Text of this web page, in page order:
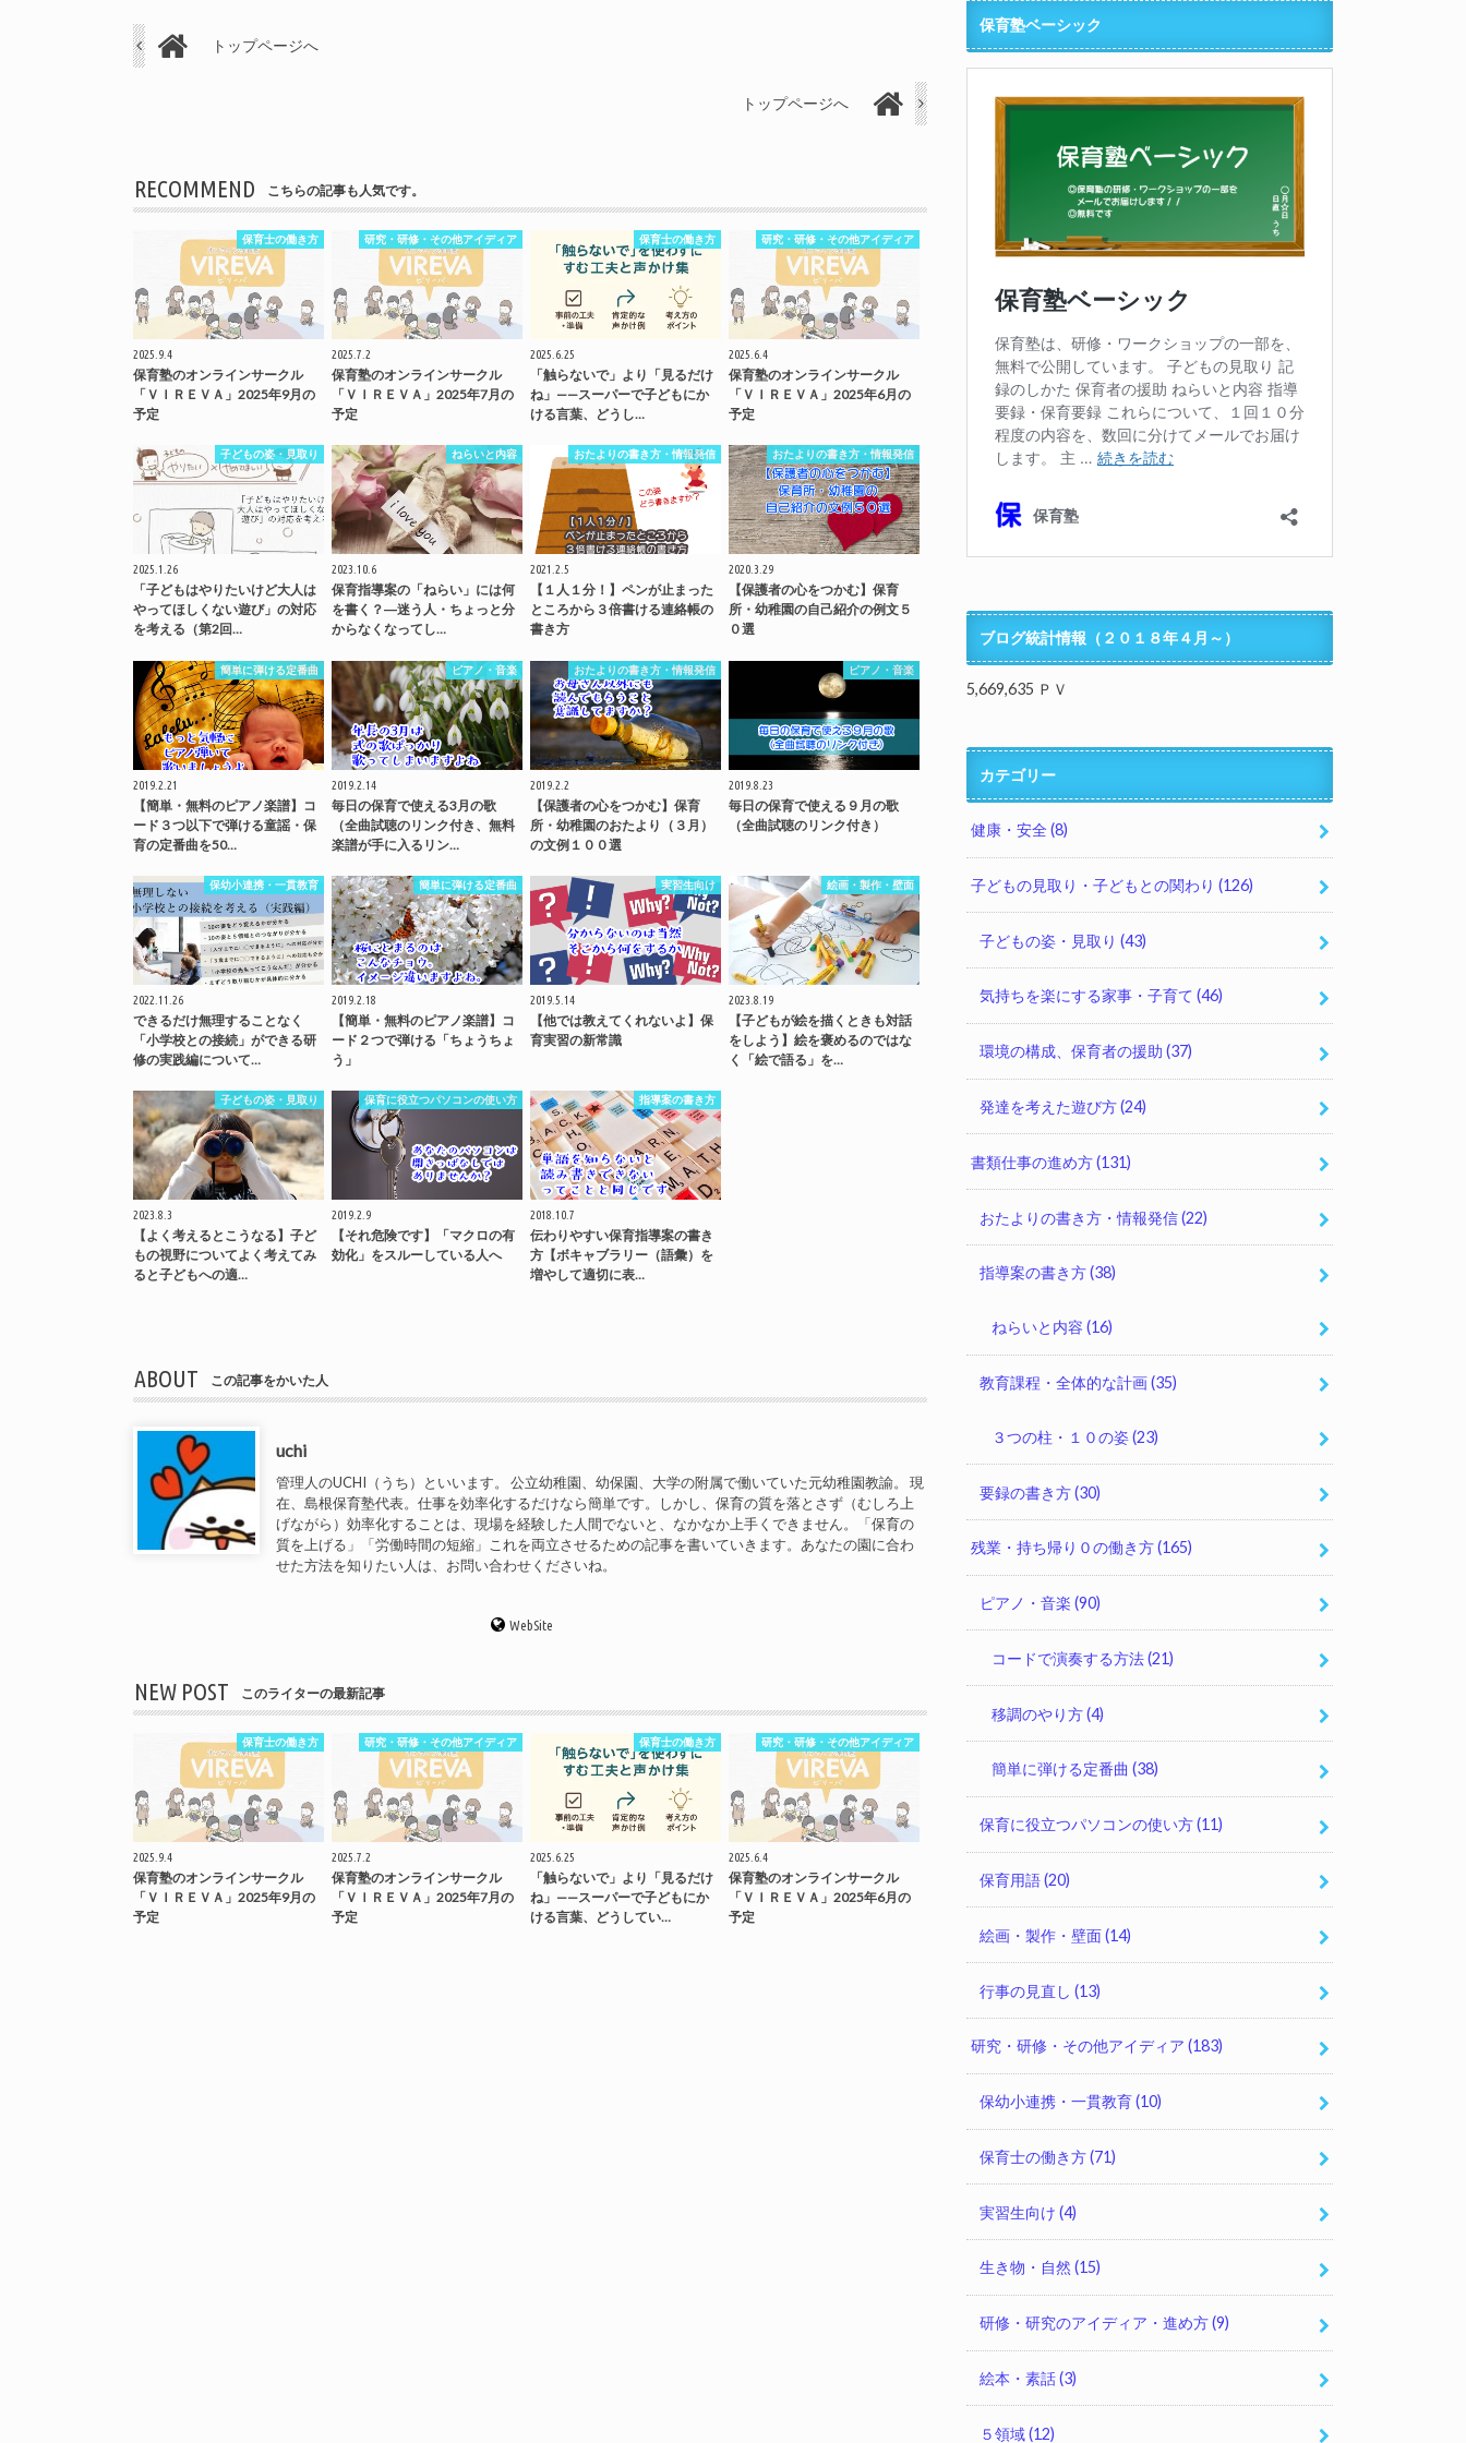
トップページへ
トップページへ
RECOMMEND こちらの記事も人気です。
保育士の働き方
2025.9.4
保育塾のオンラインサークル
「ＶＩＲＥＶＡ」2025年9月の
予定
研究・研修・その他アイディア
2025.7.2
保育塾のオンラインサークル
「ＶＩＲＥＶＡ」2025年7月の
予定
保育士の働き方
2025.6.25
「触らないで」より「見るだけ
ね」——スーパーで子どもにか
ける言葉、どうし…
研究・研修・その他アイディア
2025.6.4
保育塾のオンラインサークル
「ＶＩＲＥＶＡ」2025年6月の
予定
子どもの姿・見取り
2025.1.26
「子どもはやりたいけど大人は
やってほしくない遊び」の対応
を考える（第2回…
ねらいと内容
2023.10.6
保育指導案の「ねらい」には何
を書く？―迷う人・ちょっと分
からなくなってし…
おたよりの書き方・情報発信
2021.2.5
【１人１分！】ペンが止まった
ところから３倍書ける連絡帳の
書き方
おたよりの書き方・情報発信
2020.3.29
【保護者の心をつかむ】保育
所・幼稚園の自己紹介の例文５
０選
簡単に弾ける定番曲
2019.2.21
【簡単・無料のピアノ楽譜】コ
ード３つ以下で弾ける童謡・保
育の定番曲を50…
ピアノ・音楽
2019.2.14
毎日の保育で使える3月の歌
（全曲試聴のリンク付き、無料
楽譜が手に入るリン…
おたよりの書き方・情報発信
2019.2.2
【保護者の心をつかむ】保育
所・幼稚園のおたより（３月）
の文例１００選
ピアノ・音楽
2019.8.23
毎日の保育で使える９月の歌
（全曲試聴のリンク付き）
保幼小連携・一貫教育
2022.11.26
できるだけ無理することなく
「小学校との接続」ができる研
修の実践編について…
簡単に弾ける定番曲
2019.2.18
【簡単・無料のピアノ楽譜】コ
ード２つで弾ける「ちょうちょ
う」
実習生向け
2019.5.14
【他では教えてくれないよ】保
育実習の新常識
絵画・製作・壁面
2023.8.19
【子どもが絵を描くときも対話
をしよう】絵を褒めるのではな
く「絵で語る」を…
子どもの姿・見取り
2023.8.3
【よく考えるとこうなる】子ど
もの視野についてよく考えてみ
ると子どもへの適…
保育に役立つパソコンの使い方
2019.2.9
【それ危険です】「マクロの有
効化」をスルーしている人へ
指導案の書き方
2018.10.7
伝わりやすい保育指導案の書き
方【ボキャブラリー（語彙）を
増やして適切に表…
ABOUT この記事をかいた人
uchi
管理人のUCHI（うち）といいます。 公立幼稚園、幼保園、大学の附属で働いていた元幼稚園教諭。 現
在、島根保育塾代表。仕事を効率化するだけなら簡単です。しかし、保育の質を落とさず（むしろ上
げながら）効率化することは、現場を経験した人間でないと、なかなか上手くできません。「保育の
質を上げる」「労働時間の短縮」これを両立させるための記事を書いていきます。あなたの園に合わ
せた方法を知りたい人は、お問い合わせくださいね。
WebSite
NEW POST このライターの最新記事
保育士の働き方
2025.9.4
保育塾のオンラインサークル
「ＶＩＲＥＶＡ」2025年9月の
予定
研究・研修・その他アイディア
2025.7.2
保育塾のオンラインサークル
「ＶＩＲＥＶＡ」2025年7月の
予定
保育士の働き方
2025.6.25
「触らないで」より「見るだけ
ね」——スーパーで子どもにか
ける言葉、どうしてい…
研究・研修・その他アイディア
2025.6.4
保育塾のオンラインサークル
「ＶＩＲＥＶＡ」2025年6月の
予定
保育塾ベーシック
ブログ統計情報（２０１８年４月～）
5,669,635 ＰＶ
カテゴリー
健康・安全(8)
子どもの見取り・子どもとの関わり(126)
子どもの姿・見取り (43)
気持ちを楽にする家事・子育て (46)
環境の構成、保育者の援助 (37)
発達を考えた遊び方(24)
書類仕事の進め方(131)
おたよりの書き方・情報発信(22)
指導案の書き方(38)
ねらいと内容(16)
教育課程・全体的な計画(35)
３つの柱・１０の姿(23)
要録の書き方(30)
残業・持ち帰り０の働き方(165)
ピアノ・音楽 (90)
コードで演奏する方法(21)
移調のやり方(4)
簡単に弾ける定番曲(38)
保育に役立つパソコンの使い方(11)
保育用語(20)
絵画・製作・壁面(14)
行事の見直し (13)
研究・研修・その他アイディア(183)
保幼小連携・一貫教育(10)
保育士の働き方(71)
実習生向け (4)
生き物・自然 (15)
研修・研究のアイディア・進め方(9)
絵本・素話(3)
５領域(12)